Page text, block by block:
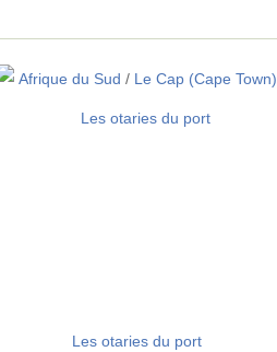
Afrique du Sud / Le Cap (Cape Town)
Les otaries du port